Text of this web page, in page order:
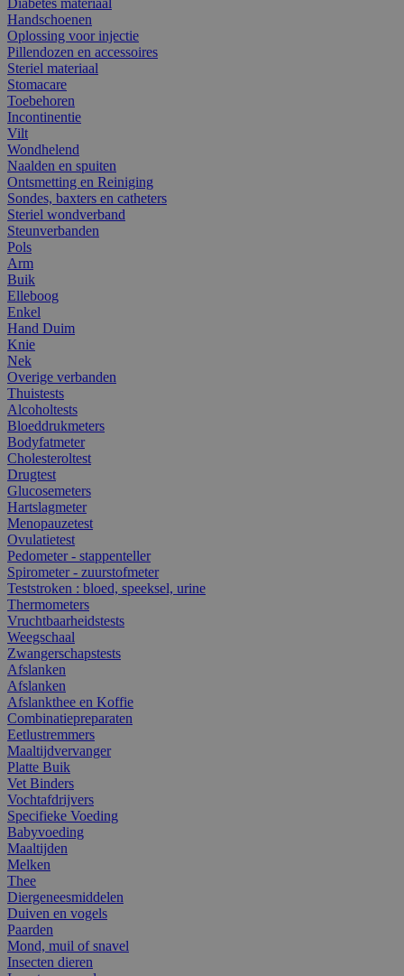
Handschoenen
Oplossing voor injectie
Pillendozen en accessoires
Steriel materiaal
Stomacare
Toebehoren
Incontinentie
Vilt
Wondhelend
Naalden en spuiten
Ontsmetting en Reiniging
Sondes, baxters en catheters
Steriel wondverband
Steunverbanden
Pols
Arm
Buik
Elleboog
Enkel
Hand Duim
Knie
Nek
Overige verbanden
Thuistests
Alcoholtests
Bloeddrukmeters
Bodyfatmeter
Cholesteroltest
Drugtest
Glucosemeters
Hartslagmeter
Menopauzetest
Ovulatietest
Pedometer - stappenteller
Spirometer - zuurstofmeter
Teststroken : bloed, speeksel, urine
Thermometers
Vruchtbaarheidstests
Weegschaal
Zwangerschapstests
Afslanken
Afslanken
Afslankthee en Koffie
Combinatiepreparaten
Eetlustremmers
Maaltijdvervanger
Platte Buik
Vet Binders
Vochtafdrijvers
Specifieke Voeding
Babyvoeding
Maaltijden
Melken
Thee
Diergeneesmiddelen
Duiven en vogels
Paarden
Mond, muil of snavel
Insecten dieren